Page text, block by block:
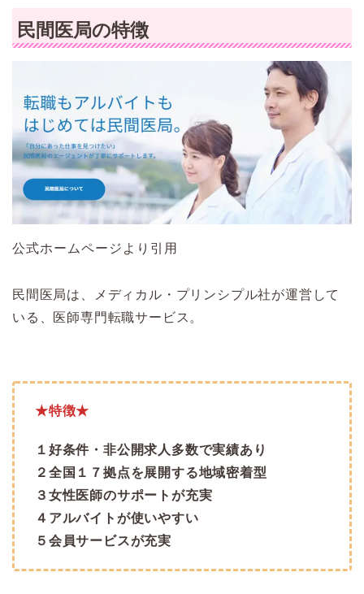
民間医局の特徴
公式ホームページより引用
民間医局は、メディカル・プリンシプル社が運営して
いる、医師専門転職サービス。
★特徴★
１好条件・非公開求人多数で実績あり
２全国１７拠点を展開する地域密着型
３女性医師のサポートが充実
４アルバイトが使いやすい
５会員サービスが充実